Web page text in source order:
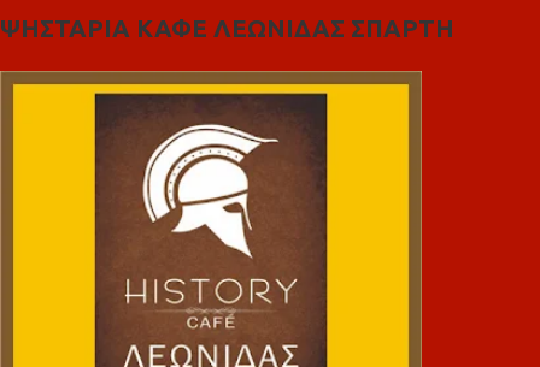
ΨΗΣΤΑΡΙΑ ΚΑΦΕ ΛΕΩΝΙΔΑΣ ΣΠΑΡΤΗ